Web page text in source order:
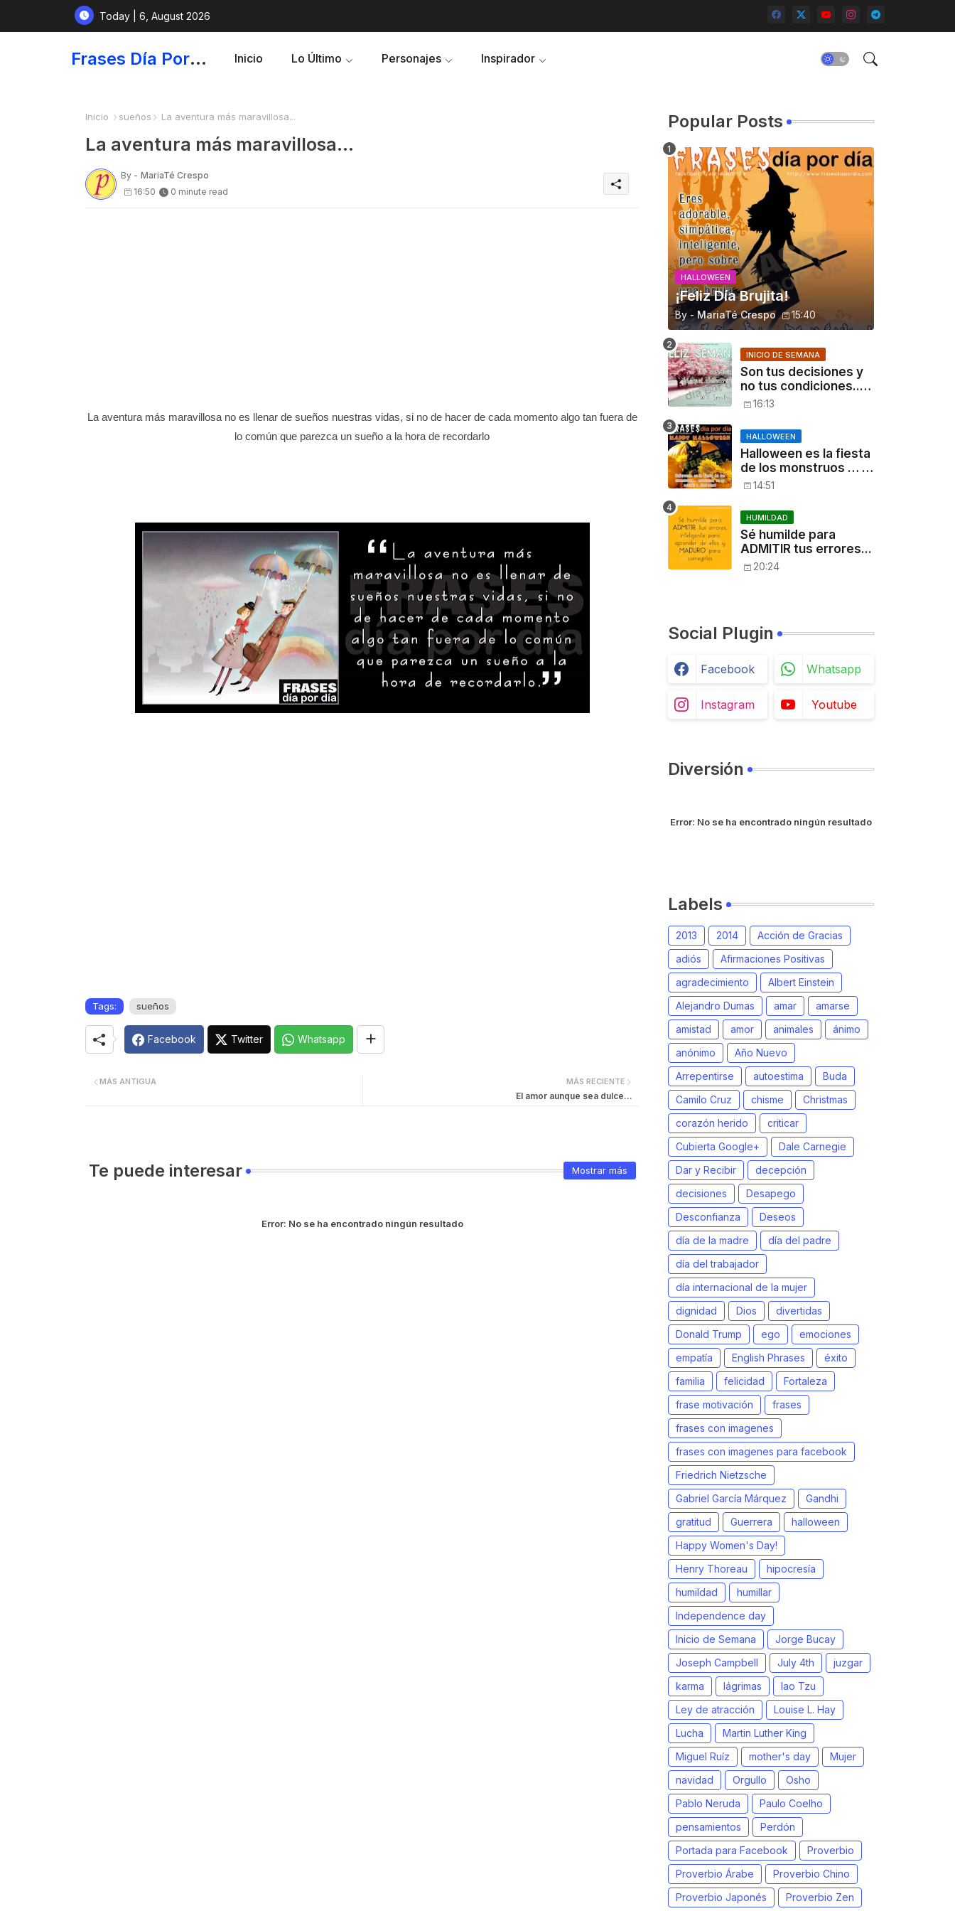
Today | 6, August 2026
Frases Día Por Día - Para Fortalecer el Espíritu Inicio Lo Último Personajes Inspirador
Inicio sueños La aventura más maravillosa...
La aventura más maravillosa...
By - MariaTé Crespo
16:50
0 minute read
La aventura más maravillosa no es llenar de sueños nuestras vidas, si no de hacer de cada momento algo tan fuera de
lo común que parezca un sueño a la hora de recordarlo
Tags: sueños
Facebook Twitter Whatsapp
MÁS RECIENTE
El amor aunque sea dulce...
MÁS ANTIGUA
Te puede interesar Mostrar más
Error: No se ha encontrado ningún resultado
Popular Posts
HALLOWEEN
¡Feliz Día Brujita!
By - MariaTé Crespo 15:40
INICIO DE SEMANA
Son tus decisiones y
no tus condiciones...
[Will Smith]
16:13
HALLOWEEN
Halloween es la fiesta
de los monstruos … ,
entonces, es tu
14:51
HUMILDAD
Sé humilde para
ADMITIR tus errores...
20:24
Social Plugin
Facebook Whatsapp
Instagram Youtube
Diversión
Error: No se ha encontrado ningún resultado
Labels
2013 2014
Acción de Gracias
adiós
Afirmaciones Positivas
agradecimiento
Albert Einstein
Alejandro Dumas
amar
amarse
amistad
amor animales
ánimo
anónimo
Año Nuevo
Arrepentirse
autoestima
Buda
Camilo Cruz
chisme
Christmas
corazón herido
criticar
Cubierta Google+
Dale Carnegie
Dar y Recibir
decepción
decisiones
Desapego
Desconfianza
Deseos
día de la madre
día del padre
día del trabajador
día internacional de la mujer
dignidad
Dios
divertidas
Donald Trump
ego
emociones
empatía
English Phrases
éxito
familia
felicidad
Fortaleza
frase motivación
frases
frases con imagenes
frases con imagenes para facebook
Friedrich Nietzsche
Gabriel García Márquez
Gandhi
gratitud
Guerrera
halloween
Happy Women's Day!
Henry Thoreau
hipocresía
humildad
humillar
Independence day
Inicio de Semana
Jorge Bucay
Joseph Campbell
July 4th
juzgar
karma
lágrimas
lao Tzu
Ley de atracción
Louise L. Hay
Lucha
Martin Luther King
Miguel Ruíz
mother's day
Mujer
navidad
Orgullo
Osho
Pablo Neruda
Paulo Coelho
pensamientos
Perdón
Portada para Facebook
Proverbio
Proverbio Árabe
Proverbio Chino
Proverbio Japonés
Proverbio Zen